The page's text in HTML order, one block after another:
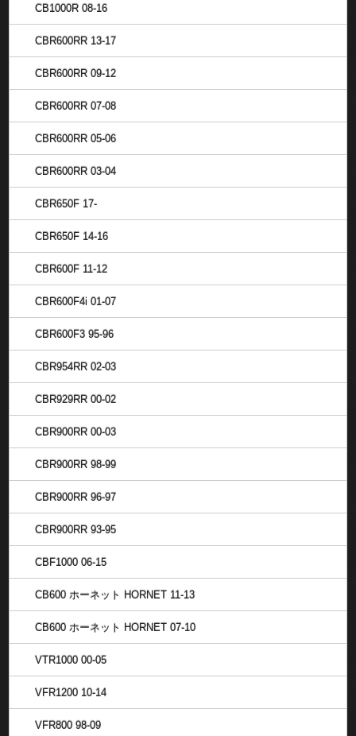
CB1000R 08-16
CBR600RR 13-17
CBR600RR 09-12
CBR600RR 07-08
CBR600RR 05-06
CBR600RR 03-04
CBR650F 17-
CBR650F 14-16
CBR600F 11-12
CBR600F4i 01-07
CBR600F3 95-96
CBR954RR 02-03
CBR929RR 00-02
CBR900RR 00-03
CBR900RR 98-99
CBR900RR 96-97
CBR900RR 93-95
CBF1000 06-15
CB600 ホーネット HORNET 11-13
CB600 ホーネット HORNET 07-10
VTR1000 00-05
VFR1200 10-14
VFR800 98-09